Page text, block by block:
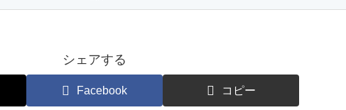
シェアする
Facebook コピー